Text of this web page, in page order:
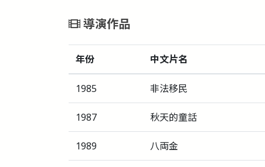
導演作品
年份 中文片名
1985 非法移民
1987 秋天的童話
1989 八両金